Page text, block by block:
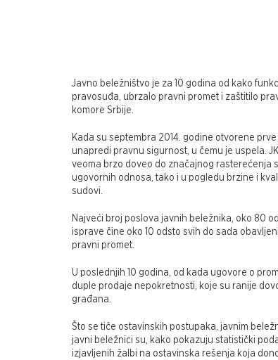
Javno beležništvo je za 10 godina od kako
pravosuđa, ubrzalo pravni promet i zaštitilo
komore Srbije.
Kada su septembra 2014. godine otvorene
unapredi pravnu sigurnost, u čemu je uspela.
veoma brzo doveo do značajnog rasterećenja
ugovornih odnosa, tako i u pogledu brzine i
sudovi.
Najveći broj poslova javnih beležnika, oko 80
isprave čine oko 10 odsto svih do sada
pravni promet.
U poslednjih 10 godina, od kada ugovore o
duple prodaje nepokretnosti, koje su ranije
građana.
Što se tiče ostavinskih postupaka, javnim
javni beležnici su, kako pokazuju statistički
izjavljenih žalbi na ostavinska rešenja koja